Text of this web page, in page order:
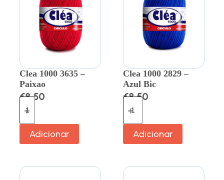
Clea 1000 3635 –
Paixao
€8.50
Adicionar
Clea 1000 2829 –
Azul Bic
€8.50
Adicionar